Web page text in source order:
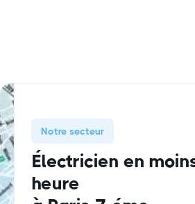
Notre secteur
Électricien en
heure